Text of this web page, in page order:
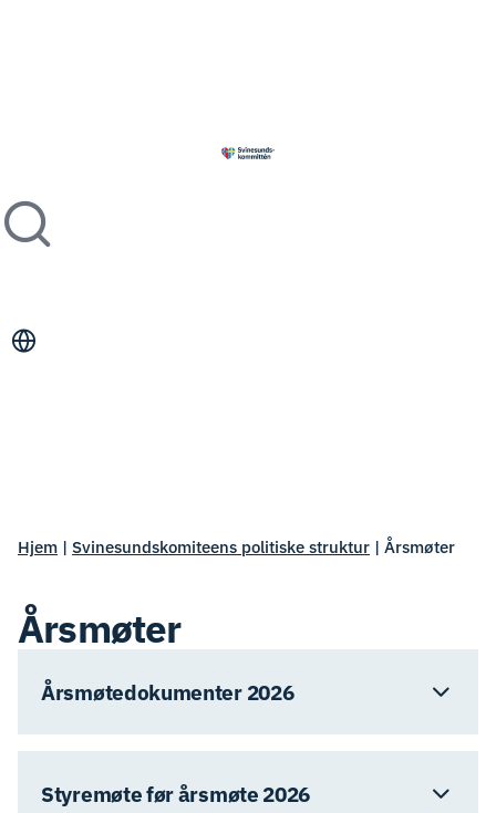
Hjem | Svinesundskomiteens politiske struktur | Årsmøter
Årsmøter
Årsmøtedokumenter 2026
Styremøte før årsmøte 2026